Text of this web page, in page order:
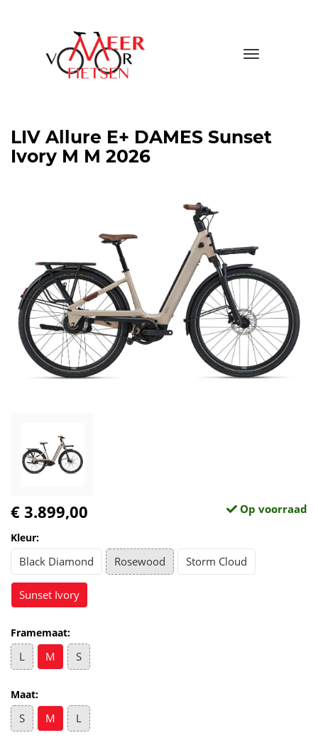
Toggle
LIV Allure E+ DAMES Sunset
Ivory M M 2026
€ 3.899,00 Op voorraad
Kleur:
Black Diamond Rosewood Storm Cloud
Sunset Ivory
Framemaat:
L M S
Maat:
S M L